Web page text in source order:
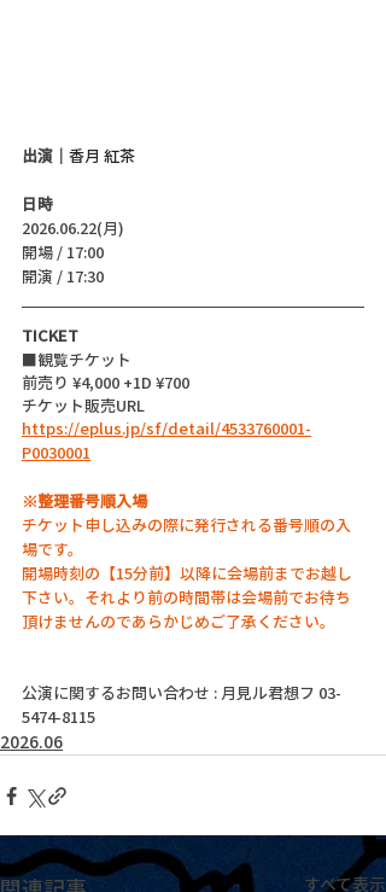
出演｜ 香月 紅茶
日時
2026.06.22(月)
開場 / 17:00
開演 / 17:30
TICKET
■観覧チケット
前売り ¥4,000 +1D ¥700
チケット販売URL
https://eplus.jp/sf/detail/4533760001-
P0030001
※整理番号順入場
チケット申し込みの際に発行される番号順の入
場です。
開場時刻の【15分前】以降に会場前までお越し
下さい。それより前の時間帯は会場前でお待ち
頂けませんのであらかじめご了承ください。
公演に関するお問い合わせ : 月見ル君想フ 03-
5474-8115
2026.06
すべて表示